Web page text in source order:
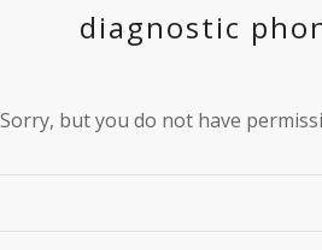
diagnostic
Sorry, but you do not have